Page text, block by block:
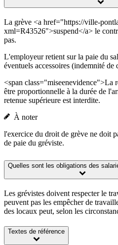
La grève <a href="https://ville-
xml=R43526">suspend</a> le
pas.
L'employeur retient sur la paie du
éventuels accessoires (indemnité de
<span class="miseenevidence">La
être proportionnelle à la durée de
retenue supérieure est interdite.
À noter
l'exercice du droit de grève ne doit
de paie du gréviste.
Quelles sont les obligations des
Les grévistes doivent respecter le
peuvent pas les empêcher de
des locaux peut, selon les
Textes de référence